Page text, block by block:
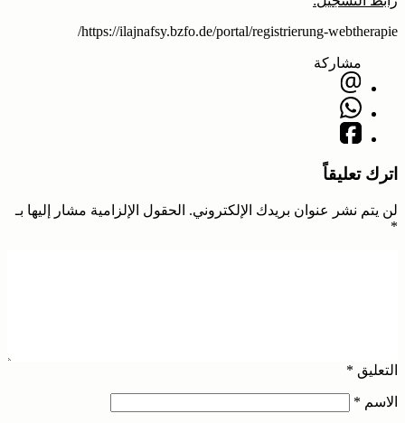
https://ilajnafsy.bzfo.de/portal/registrierung-webtherapie/
مشاركة
اترك تعليقاً
لن يتم نشر عنوان بريدك الإلكتروني. الحقول الإلزامية مشار إليها بـ
*
التعليق *
الاسم *